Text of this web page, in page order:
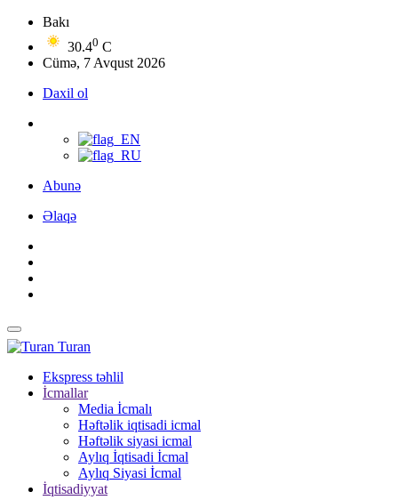
Bakı
30.40 C
Cümə, 7 Avqust 2026
Daxil ol
Abunə
Əlaqə
Turan
Ekspress təhlil
İcmallar
Media İcmalı
Həftəlik iqtisadi icmal
Həftəlik siyasi icmal
Aylıq İqtisadi İcmal
Aylıq Siyasi İcmal
İqtisadiyyat